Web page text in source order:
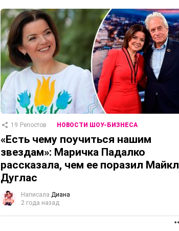
19 Репостов НОВОСТИ ШОУ-БИЗНЕСА
«Есть чему поучиться нашим
звездам»: Маричка Падалко
рассказала, чем ее поразил Майкл
Дуглас
Написала Диана
2 года назад